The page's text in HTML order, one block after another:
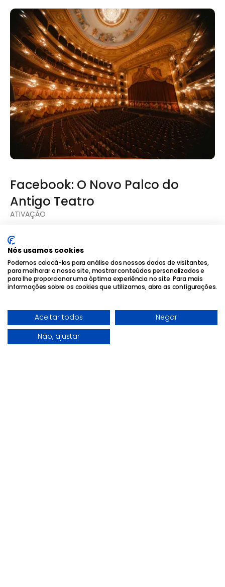
Facebook: O Novo Palco do
Antigo Teatro
ATIVAÇÃO
Nós usamos cookies
Podemos colocá-los para análise dos nossos dados de visitantes,
para melhorar o nosso site, mostrar conteúdos personalizados e
para lhe proporcionar uma óptima experiência no site. Para mais
informações sobre os cookies que utilizamos, abra as configurações.
Aceitar todos
Negar
Não, ajustar